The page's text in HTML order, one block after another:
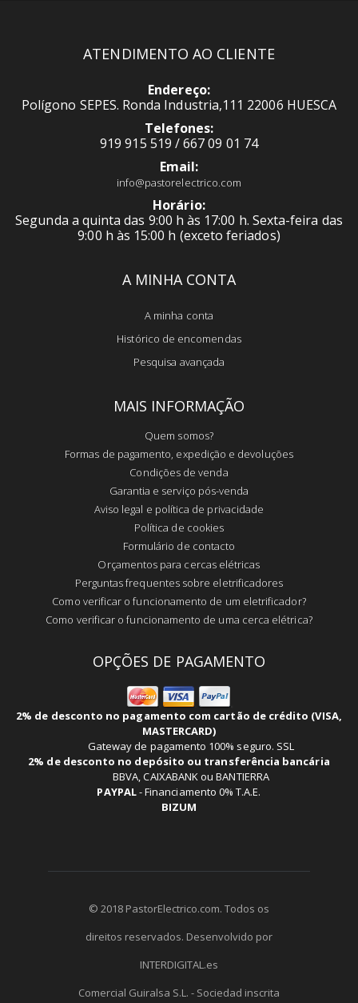
ATENDIMENTO AO CLIENTE
Endereço:
Polígono SEPES. Ronda Industria,111 22006 HUESCA
Telefones:
919 915 519 / 667 09 01 74
Email:
info@pastorelectrico.com
Horário:
Segunda a quinta das 9:00 h às 17:00 h. Sexta-feira das
9:00 h às 15:00 h (exceto feriados)
A MINHA CONTA
A minha conta
Histórico de encomendas
Pesquisa avançada
MAIS INFORMAÇÃO
Quem somos?
Formas de pagamento, expedição e devoluções
Condições de venda
Garantia e serviço pós-venda
Aviso legal e política de privacidade
Política de cookies
Formulário de contacto
Orçamentos para cercas elétricas
Perguntas frequentes sobre eletrificadores
Como verificar o funcionamento de um eletrificador?
Como verificar o funcionamento de uma cerca elétrica?
OPÇÕES DE PAGAMENTO
2% de desconto no pagamento com cartão de crédito (VISA,
MASTERCARD)
Gateway de pagamento 100% seguro. SSL
2% de desconto no depósito ou transferência bancária
BBVA, CAIXABANK ou BANTIERRA
PAYPAL-Financiamento 0% T.A.E.
BIZUM
© 2018 PastorElectrico.com. Todos os
direitos reservados. Desenvolvido por
INTERDIGITAL.es
Comercial Guiralsa S.L. - Sociedad inscrita